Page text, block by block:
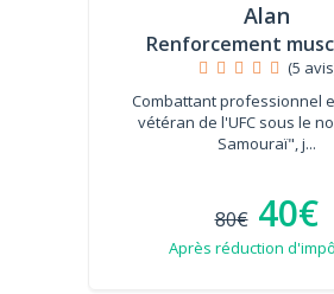
Alan
Renforcement
(5
Combattant professionnel
vétéran de l'UFC sous le
Samouraï", j...
80€ 40€
Après réduction